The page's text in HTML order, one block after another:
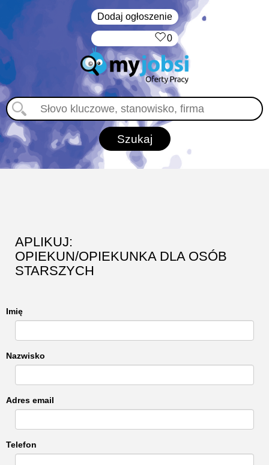
Dodaj ogłoszenie
0
APLIKUJ:
OPIEKUN/OPIEKUNKA DLA OSÓB
STARSZYCH
Imię
Nazwisko
Adres email
Telefon